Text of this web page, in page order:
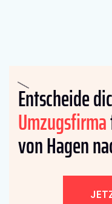
Entscheide
Umzugsfirma
von Hagen